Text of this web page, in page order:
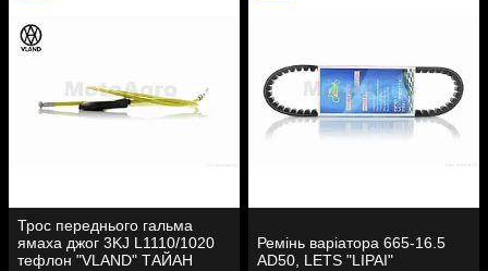
Трос переднього гальма
ямаха джог 3KJ L1110/1020
тефлон "VLAND" ТАЙАН
Ремінь варіатора 665-16.5
AD50, LETS "LIPAI"